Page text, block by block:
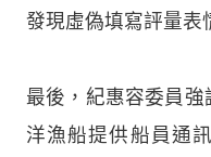
發現虛偽填寫評量表
最後，紀惠容委員
洋漁船提供船員通